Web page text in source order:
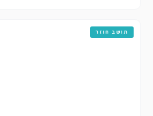
תושב חוזר